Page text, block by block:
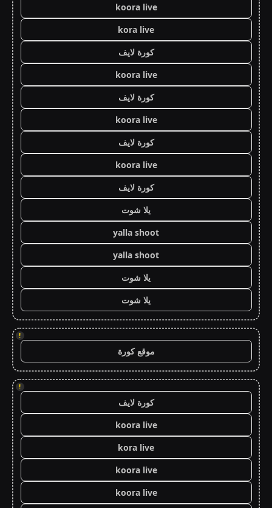
koora live
kora live
كورة لايف
koora live
كورة لايف
koora live
كورة لايف
koora live
كورة لايف
يلا شوت
yalla shoot
yalla shoot
يلا شوت
يلا شوت
!
موقع كورة
!
كورة لايف
koora live
kora live
koora live
koora live